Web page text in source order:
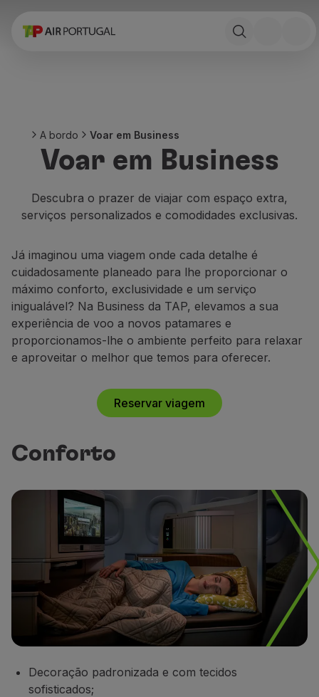
Reservar
Stopover
Informações de viagem
Necessidades especiais
Viajar com animais
Requisitos e documentação
A bordo
Voar em Business
Voar em Economy Prime
Voar em Economy
Refeições a bordo
Entretenimento
Gestão da Reserva
Fatura online
Alugar carro
Alojamento
Check-in
Informações de Check-in
TAP Miles&Go
Programa TAP Miles&Go
Conhecer o Programa
Acumular milhas
Utilizar milhas
Club TAP Miles&Go
Promoções e Ofertas
A bordo Voar em Business
Voar em Business
Descubra o prazer de viajar com espaço extra,
serviços personalizados e comodidades exclusivas.
Já imaginou uma viagem onde cada detalhe é
cuidadosamente planeado para lhe proporcionar o
máximo conforto, exclusividade e um serviço
inigualável? Na Business da TAP, elevamos a sua
experiência de voo a novos patamares e
proporcionamos-lhe o ambiente perfeito para relaxar
e aproveitar o melhor que temos para oferecer.
Reservar viagem
Conforto
Decoração padronizada e com tecidos
sofisticados;